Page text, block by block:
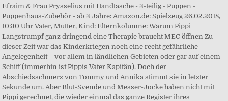
Efraim & Frau Prysselius mit Handtasche - 3-teilig - Puppen -
Puppenhaus-Zubehör - ab 3 Jahre: Amazon.de: Spielzeug 26.02.2018,
10:30 Uhr Vater, Mutter, Kind: Elternkolumne: Warum Pippi
Langstrumpf ganz dringend eine Therapie braucht MEC öffnen Zu
dieser Zeit war das Kinderkriegen noch eine recht gefährliche
Angelegenheit – vor allem in ländlichen Gebieten oder gar auf einem
Schiff (immerhin ist Pippis Vater Kapitän). Doch der
Abschiedsschmerz von Tommy und Annika stimmt sie in letzter
Sekunde um. Aber Blut-Svende und Messer-Jocke haben nicht mit
Pippi gerechnet, die wieder einmal das ganze Register ihres